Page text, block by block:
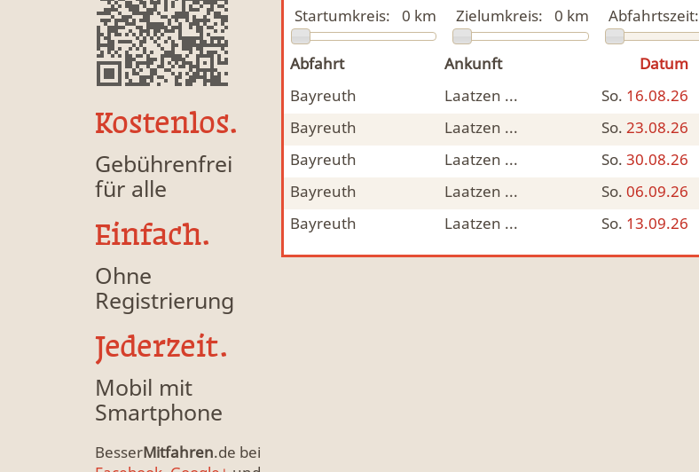
Kostenlos.
Gebührenfrei
für alle
Einfach.
Ohne
Registrierung
Jederzeit.
Mobil mit
Smartphone
BesserMitfahren.de bei
Startumkreis:
0 km Zielumkreis: 0 km Abfahrtszeit:
Abfahrt Ankunft Datum
Bayreuth
Laatzen ... So. 16.08.26
Mitfahrgelegenheit & Fahrgemeinschaft
Bayreuth
Laatzen ... So. 23.08.26
Mitfahrgelegenheit & Fahrgemeinschaft
MFG
Bayreuth
Laatzen ... So. 30.08.26
Mitfahrgelegenheit & Fahrgemeinschaft
MFG
Bayreuth
Laatzen ... So. 06.09.26
Mitfahrgelegenheit & Fahrgemeinschaft
MFG
Bayreuth
Laatzen ... So. 13.09.26
Mitfahrgelegenheit & Fahrgemeinschaft
MFG